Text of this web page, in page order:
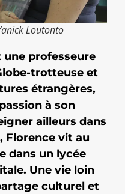
Loutonto
une professeure
trotteuse et
étrangères,
à son
ailleurs dans
Florence vit au
dans un lycée
Une vie loin
culturel et